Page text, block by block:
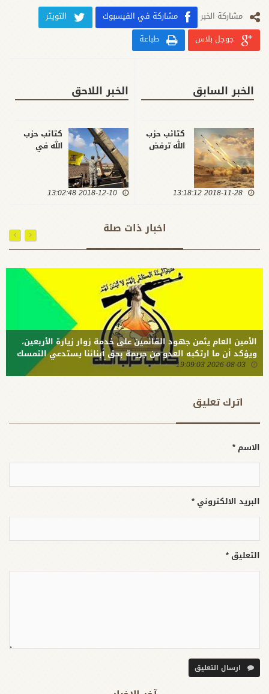
مشارکة الخبر مشاركة في الفيسبوك
التويتر
جوجل بلاس
طباعة
الخبر السابق
كتائب حزب
الله ترفض
للتفاوض
غير السلاح
2018-11-28 13:18:12
الخبر اللاحق
كتائب حزب
الله في
الأمريكان لا
الإرهاب
بالعراق رغم
هزيمة
صنيعتهم
داعش
2018-12-10 13:02:48
اخبار ذات صلة
الأمين العام يثمن جهود القائمين على خدمة زوار زيارة الأربعين،
ويؤكد أن ما ارتكبه العدو من جريمة بحق أبنائنا يستدعي التمسك
بالسلاح وتطويره لردع كل من يريد بنا شراً
2026-08-03 19:09:03
اترك تعلیق
الاسم *
البريد الالكتروني *
التعليق *
ارسال التعليق